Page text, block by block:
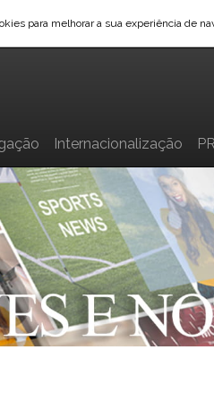
para melhorar a sua experiência de
Internacionalização